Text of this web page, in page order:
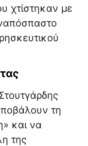
χτίστηκαν με
τη
και να
της